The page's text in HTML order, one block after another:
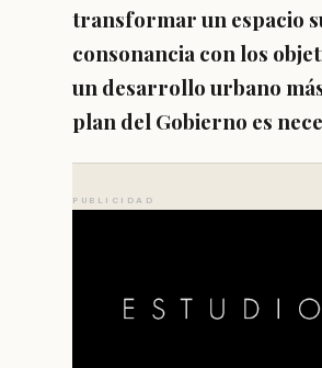
transformar un espacio
consonancia con los
un desarrollo urbano
plan del Gobierno es
PUBLICIDAD